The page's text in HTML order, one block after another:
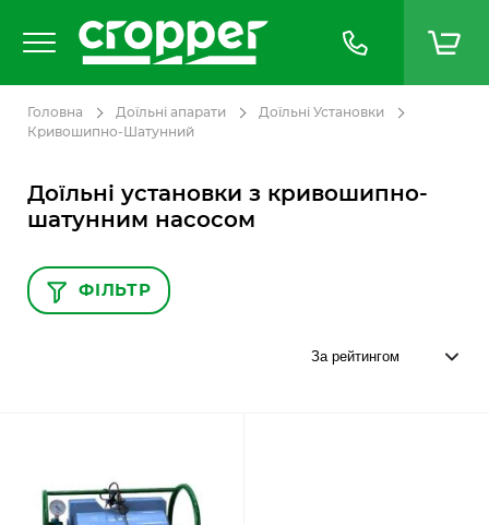
Головна Доїльні апарати
Доїльні Установки
Кривошипно-Шатунний
Доїльні установки з кривошипно-
шатунним насосом
ФІЛЬТР